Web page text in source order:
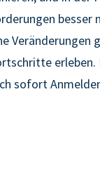
besser
Veränderungen
erleben.
sofort